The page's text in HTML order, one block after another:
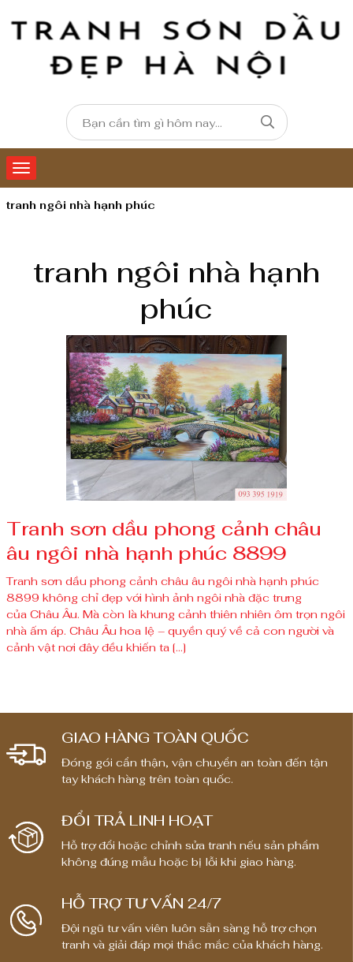
tranh ngôi nhà hạnh phúc
tranh ngôi nhà hạnh
phúc
Tranh sơn dầu phong cảnh châu
âu ngôi nhà hạnh phúc 8899
Tranh sơn dầu phong cảnh châu âu ngôi nhà hạnh phúc
8899 không chỉ đẹp với hình ảnh ngôi nhà đặc trưng
của Châu Âu. Mà còn là khung cảnh thiên nhiên ôm trọn ngôi
nhà ấm áp. Châu Âu hoa lệ – quyền quý về cả con người và
cảnh vật nơi đây đều khiến ta […]
GIAO HÀNG TOÀN QUỐC
Đóng gói cẩn thận, vận chuyển an toàn đến tận
tay khách hàng trên toàn quốc.
ĐỔI TRẢ LINH HOẠT
Hỗ trợ đổi hoặc chỉnh sửa tranh nếu sản phẩm
không đúng mẫu hoặc bị lỗi khi giao hàng.
HỖ TRỢ TƯ VẤN 24/7
Đội ngũ tư vấn viên luôn sẵn sàng hỗ trợ chọn
tranh và giải đáp mọi thắc mắc của khách hàng.